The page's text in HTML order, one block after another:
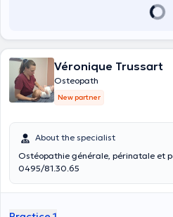
Véronique Trussart
Osteopath
New partner
About the specialist
Ostéopathie générale, périnatale et
0495/81.30.65